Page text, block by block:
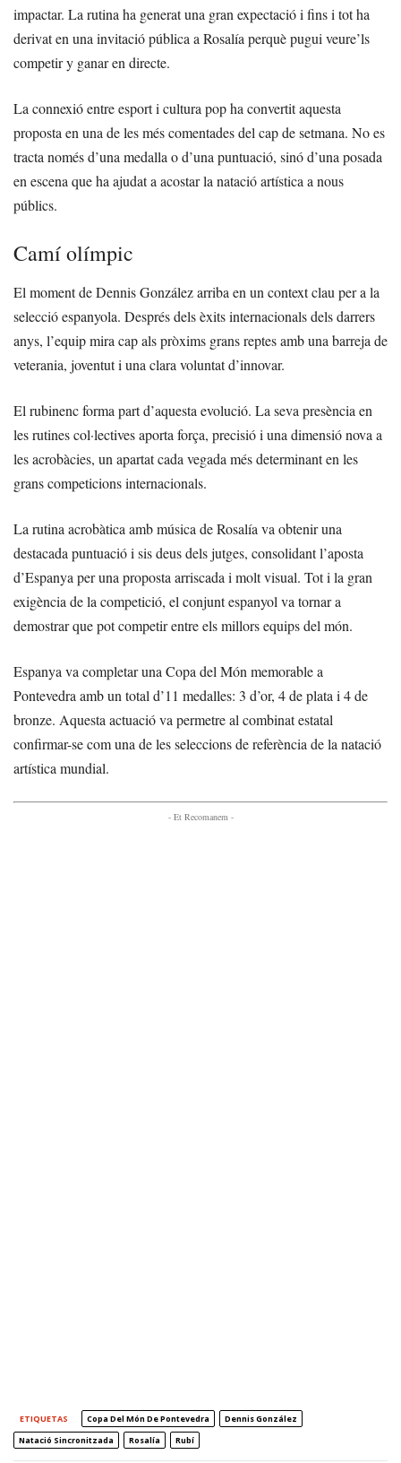
impactar. La rutina ha generat una gran expectació i fins i tot ha
derivat en una invitació pública a Rosalía perquè pugui veure’ls
competir y ganar en directe.
La connexió entre esport i cultura pop ha convertit aquesta
proposta en una de les més comentades del cap de setmana. No es
tracta només d’una medalla o d’una puntuació, sinó d’una posada
en escena que ha ajudat a acostar la natació artística a nous
públics.
Camí olímpic
El moment de Dennis González arriba en un context clau per a la
selecció espanyola. Després dels èxits internacionals dels darrers
anys, l’equip mira cap als pròxims grans reptes amb una barreja de
veterania, joventut i una clara voluntat d’innovar.
El rubinenc forma part d’aquesta evolució. La seva presència en
les rutines col·lectives aporta força, precisió i una dimensió nova a
les acrobàcies, un apartat cada vegada més determinant en les
grans competicions internacionals.
La rutina acrobàtica amb música de Rosalía va obtenir una
destacada puntuació i sis deus dels jutges, consolidant l’aposta
d’Espanya per una proposta arriscada i molt visual. Tot i la gran
exigència de la competició, el conjunt espanyol va tornar a
demostrar que pot competir entre els millors equips del món.
Espanya va completar una Copa del Món memorable a
Pontevedra amb un total d’11 medalles: 3 d’or, 4 de plata i 4 de
bronze. Aquesta actuació va permetre al combinat estatal
confirmar-se com una de les seleccions de referència de la natació
artística mundial.
- Et Recomanem -
ETIQUETAS Copa Del Món De Pontevedra
Dennis González
Natació Sincronitzada
Rosalía Rubí